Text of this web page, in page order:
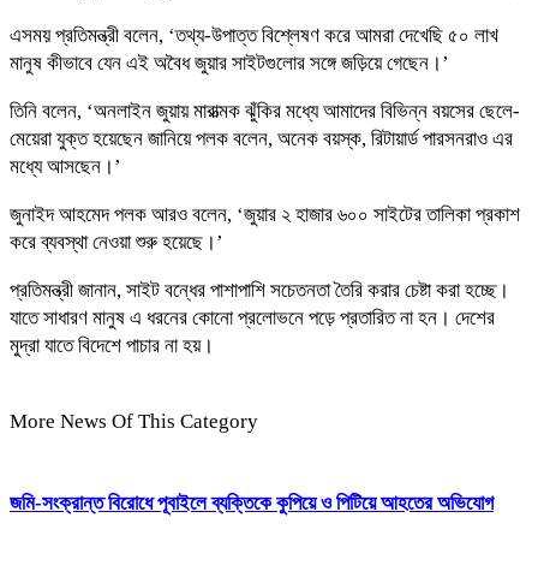
এসময় প্রতিমন্ত্রী বলেন, ‘তথ্য-উপাত্ত বিশ্লেষণ করে আমরা দেখেছি ৫০ লাখ
মানুষ কীভাবে যেন এই অবৈধ জুয়ার সাইটগুলোর সঙ্গে জড়িয়ে গেছেন।’
তিনি বলেন, ‘অনলাইন জুয়ায় মারাত্মক ঝুঁকির মধ্যে আমাদের বিভিন্ন বয়সের ছেলে-
মেয়েরা যুক্ত হয়েছেন জানিয়ে পলক বলেন, অনেক বয়স্ক, রিটায়ার্ড পারসনরাও এর
মধ্যে আসছেন।’
জুনাইদ আহমেদ পলক আরও বলেন, ‘জুয়ার ২ হাজার ৬০০ সাইটের তালিকা প্রকাশ
করে ব্যবস্থা নেওয়া শুরু হয়েছে।’
প্রতিমন্ত্রী জানান, সাইট বন্ধের পাশাপাশি সচেতনতা তৈরি করার চেষ্টা করা হচ্ছে।
যাতে সাধারণ মানুষ এ ধরনের কোনো প্রলোভনে পড়ে প্রতারিত না হন। দেশের
মুদ্রা যাতে বিদেশে পাচার না হয়।
More News Of This Category
জমি-সংক্রান্ত বিরোধে পূবাইলে ব্যক্তিকে কুপিয়ে ও পিটিয়ে আহতের অভিযোগ